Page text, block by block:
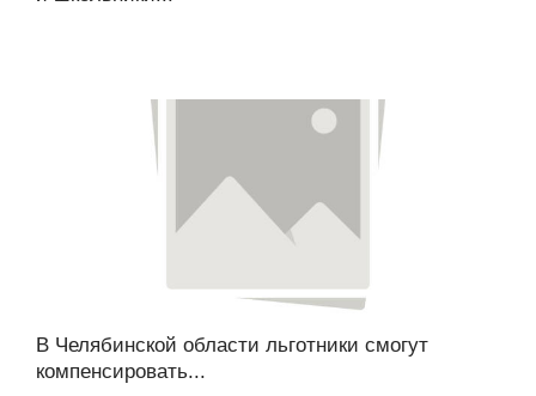
В Челябинской области льготники смогут
компенсировать...